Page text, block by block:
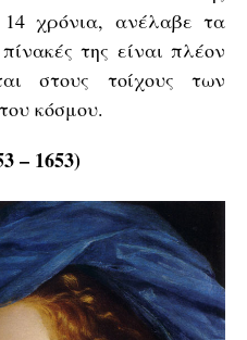
χρόνια, ανέλαβε τα
της είναι πλέον
στους τοίχους των
κόσμου.
– 1653)